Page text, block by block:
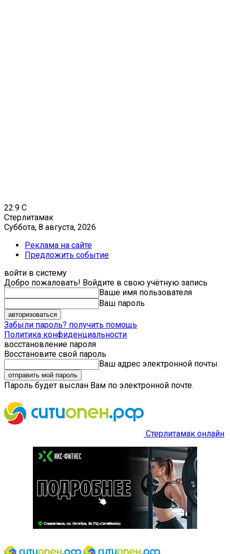
22.9 C
Стерлитамак
Суббота, 8 августа, 2026
Реклама на сайте
Предложить событие
войти в систему
Добро пожаловать! Войдите в свою учётную запись
Ваше имя пользователя
Ваш пароль
Забыли пароль? получить помощь
Политика конфиденциальности
восстановление пароля
Восстановите свой пароль
Ваш адрес электронной почты
Пароль будет выслан Вам по электронной почте.
Стерлитамак онлайн